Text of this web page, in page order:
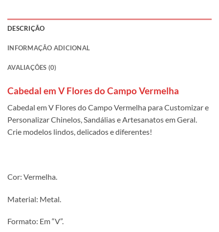
DESCRIÇÃO
INFORMAÇÃO ADICIONAL
AVALIAÇÕES (0)
Cabedal em V Flores do Campo Vermelha
Cabedal em V Flores do Campo Vermelha para Customizar e
Personalizar Chinelos, Sandálias e Artesanatos em Geral.
Crie modelos lindos, delicados e diferentes!
Cor: Vermelha.
Material: Metal.
Formato: Em “V”.